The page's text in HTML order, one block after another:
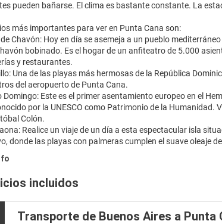
pueden bañarse. El clima es bastante constante. La
más importantes para ver en Punta Cana son:
de Chavón: Hoy en día se asemeja a un pueblo
bobinado. Es el hogar de un anfiteatro de 5.000
y restaurantes.
Una de las playas más hermosas de la República
del aeropuerto de Punta Cana.
Domingo: Este es el primer asentamiento europeo en el
por la UNESCO como Patrimonio de la Humanidad.
Colón.
Realice un viaje de un día a esta espectacular isla
incluidos
Transporte de Buenos Aires a Punta